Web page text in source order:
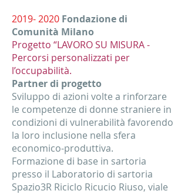
2019- 2020 Fondazione di
Comunità Milano
Progetto “LAVORO SU MISURA -
Percorsi personalizzati per
l’occupabilità.
Partner di progetto
Sviluppo di azioni volte a rinforzare
le competenze di donne straniere in
condizioni di vulnerabilità favorendo
la loro inclusione nella sfera
economico-produttiva.
Formazione di base in sartoria
presso il Laboratorio di sartoria
Spazio3R Riciclo Ricucio Riuso, viale